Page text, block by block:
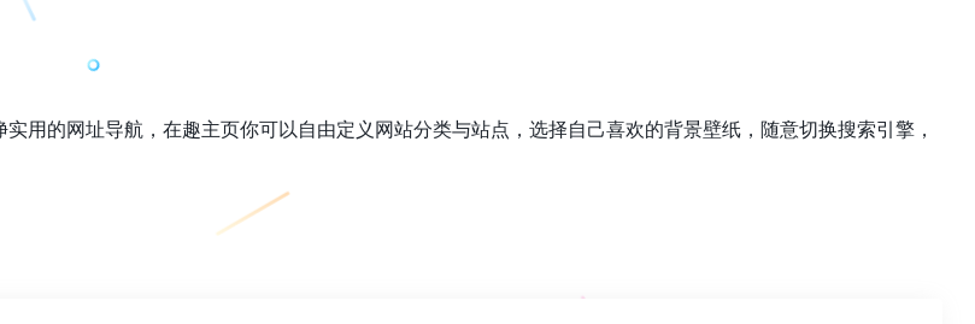
用的网址导航，在趣主页你可以自由定义网站分类与站点，选择自己喜欢的背景壁纸，随意切换搜索引擎，